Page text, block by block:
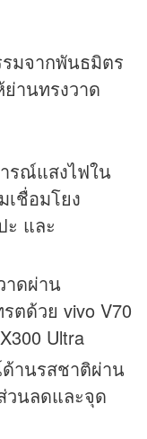
มจากพันธมิตร
านทรงวาด
รณ์แสงไฟใน
เชื่อมโยง
ะ และ
าดผ่าน
ตด้วย vivo V70
Ultra
านรสชาติผ่าน
วนลดและจุด